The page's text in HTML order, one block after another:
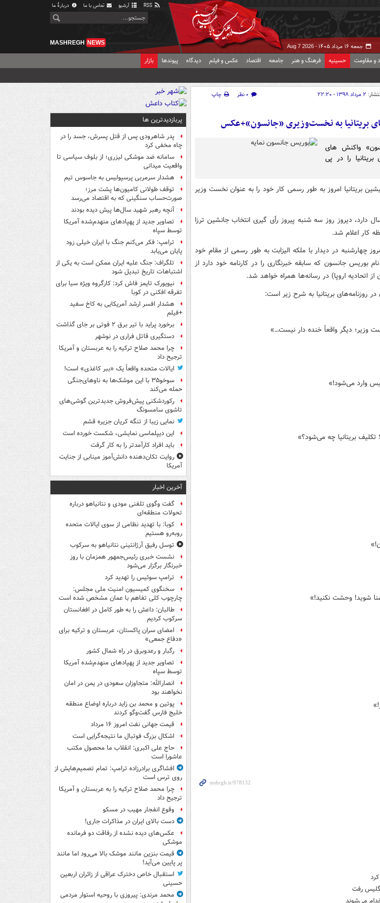
آرشیو تماس با ما دربارهٔ ما
جمعه ۱۶ مرداد ۱۴۰۵ - Aug 7 2026
MASHREGH NEWS
و مقاومت حسینیه فرهنگ و هنر جامعه اقتصاد عکس و فیلم دیدگاه پیوندها بازار
۲ مرداد ۱۳۹۸ - ۲۲:۲۰ ۰ نظر
چاپ
بریتانیا به نخست‌وزیری «جانسون»+عکس
واکنش های
را در پی
بریتانیا امروز به طور رسمی کار خود را به عنوان نخست وزیر
پیشین لندن که ۵۵ سال دارد، دیروز روز سه شنبه پیروز رأی گیری انتخاب جانشین ترزا
کار اعلام شد.
چهارشنبه در دیدار با ملکه الیزابت به طور رسمی از مقام خود
بوریس جانسون که سابقه خبرنگاری را در کارنامه خود دارد از
اتحادیه اروپا) در رسانه‌ها همراه خواهد شد.
روزنامه‌های بریتانیا به شرح زیر است:
وزیر؛ دیگر واقعاً خنده دار نیست…»
وارد می‌شود!»
بریتانیا چه می‌شود؟»
رفت
پربازدیدترین ها
پدر شاهرودی پس از قتل پسرش، جسد را در
چاه مخفی کرد
سامانه ضد موشکی لیزری؛ از بلوف سیاسی تا
واقعیت میدانی
هشدار سرمربی پرسپولیس به جاسوس تیم
توقف طولانی کامیون‌ها پشت مرز؛
صورت‌حساب سنگینی که به اقتصاد می‌رسد
آنچه رهبر شهید سال‌ها پیش دیده بودند
تصاویر جدید از پهپادهای منهدم‌شده آمریکا
توسط سپاه
ترامپ: فکر می‌کنم جنگ با ایران خیلی زود
پایان می‌یابد
تلگراف: جنگ علیه ایران ممکن است به یکی از
اشتباهات تاریخ تبدیل شود
نیویورک تایمز فاش کرد: کارگروه ویژه سیا برای
تفرقه افکنی در کوبا
هشدار افسر ارشد آمریکایی به کاخ سفید
+فیلم
برخورد پراید با تیر برق ۲ فوتی بر جای گذاشت
دستگیری قاتل فراری در نوشهر
چرا محمد صلاح ترکیه را به عربستان و آمریکا
ترجیح داد
ایالات متحده واقعاً یک «ببر کاغذی» است!
سوخو۳۵ با این موشک‌ها به ناوهای‌جنگی
حمله می‌کند
رکوردشکنی پیش‌فروش جدیدترین گوشی‌های
تاشوی سامسونگ
نمایی زیبا از تنگه کریان جزیره قشم
این دیپلماسی نمایشی، شکست خورده است
باید افراد کارآمدتر را به کار گرفت
روایت تکان‌دهنده دانش‌آموز مینابی از جنایت
آمریکا
آخرین اخبار
گفت وگوی تلفنی مودی و نتانیاهو درباره
تحولات منطقه‌ای
کوبا: با تهدید نظامی از سوی ایالات متحده
روبه‌رو هستیم
توسل رفیق آرژانتینی نتانیاهو به سرکوب
نشست خبری رئیس‌جمهور همزمان با روز
خبرنگار برگزار می‌شود
ترامپ سوئیس را تهدید کرد
سخنگوی کمیسیون امنیت ملی مجلس:
چارچوب کلی تفاهم با عمان مشخص شده است
طالبان: داعش را به طور کامل در افغانستان
سرکوب کردیم
امضای سران پاکستان، عربستان و ترکیه برای
«دفاع جمعی»
رگبار و رعدوبرق در راه شمال کشور
تصاویر جدید از پهپادهای منهدم‌شده آمریکا
توسط سپاه
انصارالله: متجاوزان سعودی در یمن در امان
نخواهند بود
پوتین و محمد بن زاید درباره اوضاع منطقه
خلیج فارس گفت‌وگو کردند
قیمت جهانی نفت امروز ۱۶ مرداد
اشکال بزرگ فوتبال ما نتیجه‌گرایی است
حاج علی اکبری: انقلاب ما محصول مکتب
عاشورا است
افشاگری برادرزاده ترامپ: تمام تصمیم‌هایش از
روی ترس است
چرا محمد صلاح ترکیه را به عربستان و آمریکا
ترجیح داد
وقوع انفجار مهیب در مسکو
دست بالای ایران در مذاکرات جاری!
عکس‌های دیده نشده از رفاقت دو فرمانده‌
موشکی
قیمت بنزین مانند موشک بالا می‌رود اما مانند
پر پایین می‌آید!
استقبال خاص دخترک عراقی از زائران اربعین
حسینی
محمد مرندی: پیروزی با روحیه استوار مردمی